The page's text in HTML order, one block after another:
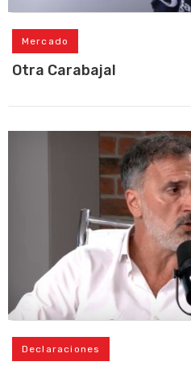
Mercado
Otra Carabajal
Declaraciones